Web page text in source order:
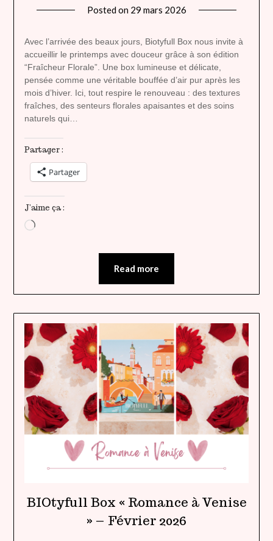
Posted on 29 mars 2026
heavenly
Avec l’arrivée des beaux jours, Biotyfull Box nous invite à
accueillir le printemps avec douceur grâce à son édition
“Fraîcheur Florale”. Une box lumineuse et délicate,
pensée comme une véritable bouffée d’air pur après les
mois d’hiver. Ici, tout respire le renouveau : des textures
fraîches, des senteurs florales apaisantes et des soins
naturels qui…
Partager :
Partager
J’aime ça :
Chargement…
Read more
BIOtyfull Box « Romance à Venise
» – Février 2026